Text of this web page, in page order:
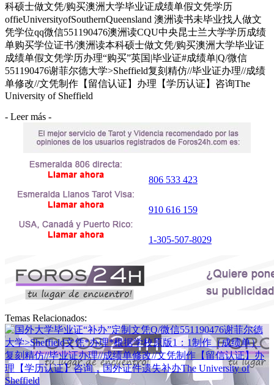
科硕士做文凭/购买澳洲大学毕业证成绩单假文凭学历
offieUniversityofSouthernQueensland 澳洲读书未毕业找人做文
凭学位qq微信551190476澳洲读CQU中央昆士兰大学学历成绩
单购买学位证书/澳洲读本科硕士做文凭/购买澳洲大学毕业证
成绩单假文凭学历办理“购买”英国|毕业证#成绩单|Q/微信
551190476谢菲尔德大学>Sheffield复刻精仿//毕业证办理//成绩
单修改//文凭制作【留信认证】办理【学历认证】咨询The
University of Sheffield
- Leer más -
806 533 423
910 616 159
1-305-507-8029
Temas Relacionados: